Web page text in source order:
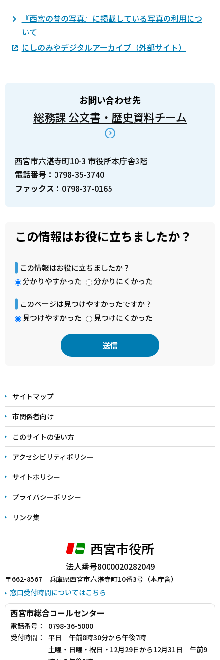
『西宮の昔の写真』に掲載している写真の利用につ
いて
にしのみやデジタルアーカイブ（外部サイト）
お問い合わせ先
総務課 公文書・歴史資料チーム
西宮市六湛寺町10-3 市役所本庁舎3階
電話番号： 0798-35-3740
ファックス： 0798-37-0165
この情報はお役に立ちましたか？
この情報はお役に立ちましたか？
分かりやすかった
分かりにくかった
このページは見つけやすかったですか？
見つけやすかった
見つけにくかった
文
こ
こ
ま
サイトマップ
市関係者向け
このサイトの使い方
アクセシビリティポリシー
サイトポリシー
プライバシーポリシー
リンク集
西宮市役所
法人番号8000020282049
〒662-8567 兵庫県西宮市六湛寺町10番3号（本庁舎）
窓口受付時間についてはこちら
西宮市総合コールセンター
電話番号：
0798-36-5000
受付時間：
平日 午前8時30分から午後7時
土曜・日曜・祝日・12月29日から12月31日 午前9